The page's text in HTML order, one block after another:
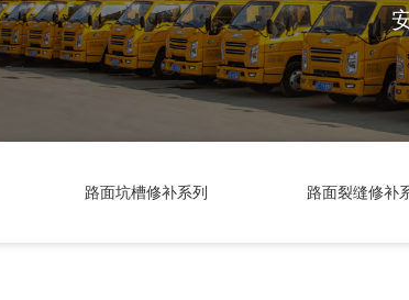
路面坑槽修补系列 路面裂缝修补